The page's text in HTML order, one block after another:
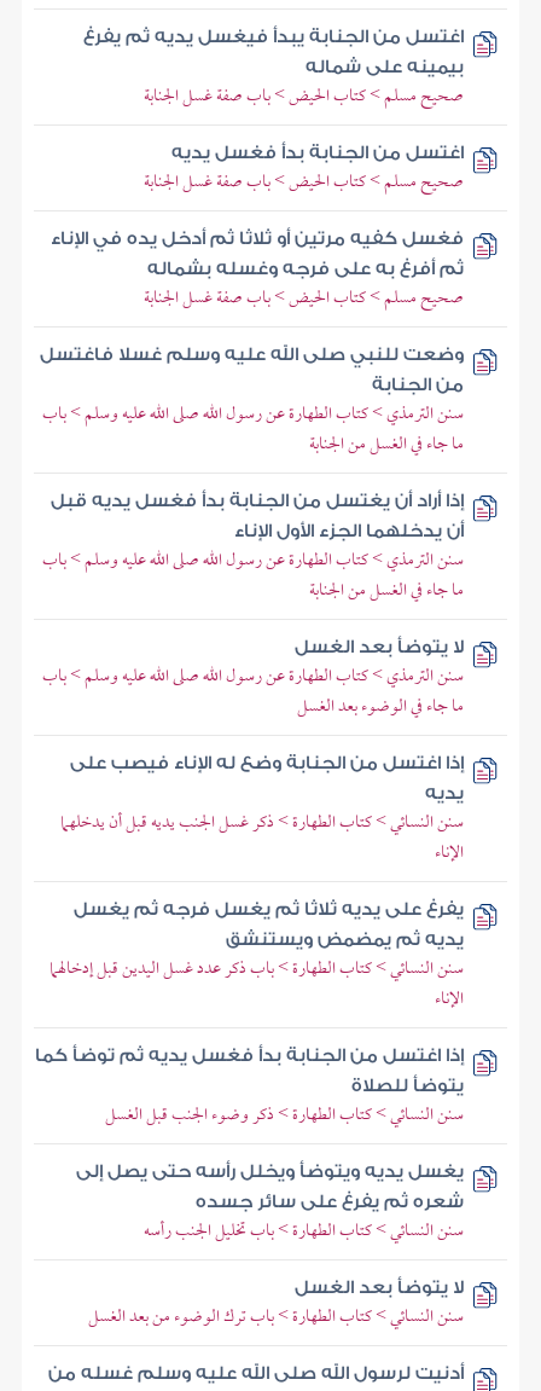
اغتسل من الجنابة يبدأ فيغسل يديه ثم يفرغ
بيمينه على شماله
صحيح مسلم > كتاب الحيض > باب صفة غسل الجنابة
اغتسل من الجنابة بدأ فغسل يديه
صحيح مسلم > كتاب الحيض > باب صفة غسل الجنابة
فغسل كفيه مرتين أو ثلاثا ثم أدخل يده في الإناء
ثم أفرغ به على فرجه وغسله بشماله
صحيح مسلم > كتاب الحيض > باب صفة غسل الجنابة
وضعت للنبي صلى الله عليه وسلم غسلا فاغتسل
من الجنابة
سنن الترمذي > كتاب الطهارة عن رسول الله صلى الله عليه وسلم > باب
ما جاء في الغسل من الجنابة
إذا أراد أن يغتسل من الجنابة بدأ فغسل يديه قبل
أن يدخلهما الجزء الأول الإناء
سنن الترمذي > كتاب الطهارة عن رسول الله صلى الله عليه وسلم > باب
ما جاء في الغسل من الجنابة
لا يتوضأ بعد الغسل
سنن الترمذي > كتاب الطهارة عن رسول الله صلى الله عليه وسلم > باب
ما جاء في الوضوء بعد الغسل
إذا اغتسل من الجنابة وضع له الإناء فيصب على
يديه
سنن النسائي > كتاب الطهارة > ذكر غسل الجنب يديه قبل أن يدخلهما
الإناء
يفرغ على يديه ثلاثا ثم يغسل فرجه ثم يغسل
يديه ثم يمضمض ويستنشق
سنن النسائي > كتاب الطهارة > باب ذكر عدد غسل اليدين قبل إدخالهما
الإناء
إذا اغتسل من الجنابة بدأ فغسل يديه ثم توضأ كما
يتوضأ للصلاة
سنن النسائي > كتاب الطهارة > ذكر وضوء الجنب قبل الغسل
يغسل يديه ويتوضأ ويخلل رأسه حتى يصل إلى
شعره ثم يفرغ على سائر جسده
سنن النسائي > كتاب الطهارة > باب تخليل الجنب رأسه
لا يتوضأ بعد الغسل
سنن النسائي > كتاب الطهارة > باب ترك الوضوء من بعد الغسل
أدنيت لرسول الله صلى الله عليه وسلم غسله من